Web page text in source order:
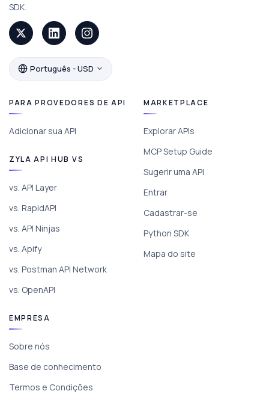
SDK.
Português - USD
PARA PROVEDORES DE API
Adicionar sua API
ZYLA API HUB VS
vs. API Layer
vs. RapidAPI
vs. API Ninjas
vs. Apify
vs. Postman API Network
vs. OpenAPI
MARKETPLACE
Explorar APIs
MCP Setup Guide
Sugerir uma API
Entrar
Cadastrar-se
Python SDK
Mapa do site
EMPRESA
Sobre nós
Base de conhecimento
Termos e Condições